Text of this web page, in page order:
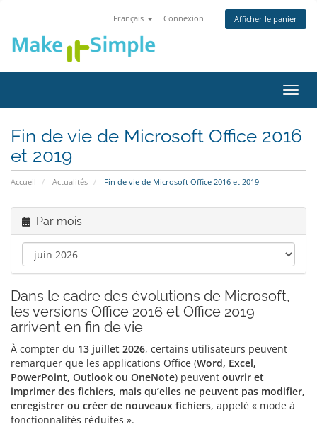
Français Connexion Afficher le panier
la
Fin de vie de Microsoft Office 2016
et 2019
Accueil Actualités Fin de vie de Microsoft Office 2016 et 2019
Par mois
Dans le cadre des évolutions de Microsoft,
les versions Office 2016 et Office 2019
arrivent en fin de vie
À compter du 13 juillet 2026, certains utilisateurs peuvent
remarquer que les applications Office (Word, Excel,
PowerPoint, Outlook ou OneNote) peuvent ouvrir et
imprimer des fichiers, mais qu’elles ne peuvent pas modifier,
enregistrer ou créer de nouveaux fichiers, appelé « mode à
fonctionnalités réduites ».